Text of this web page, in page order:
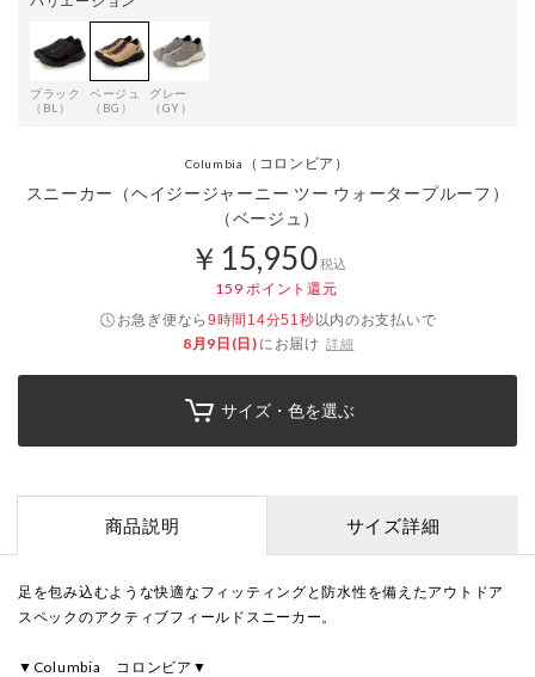
ブラック
（BL）
ベージュ
（BG）
グレー
（GY）
Columbia （コロンビア）
スニーカー（ヘイジージャーニー ツー ウォータープルーフ）
（ベージュ）
￥15,950税込
159 ポイント還元
お急ぎ便なら9時間14分50秒以内のお支払いで
8月9日(日) にお届け 詳細
サイズ・色を選ぶ
商品説明 サイズ詳細
足を包み込むような快適なフィッティングと防水性を備えたアウトドア
スペックのアクティブフィールドスニーカー。
▼Columbia コロンビア▼